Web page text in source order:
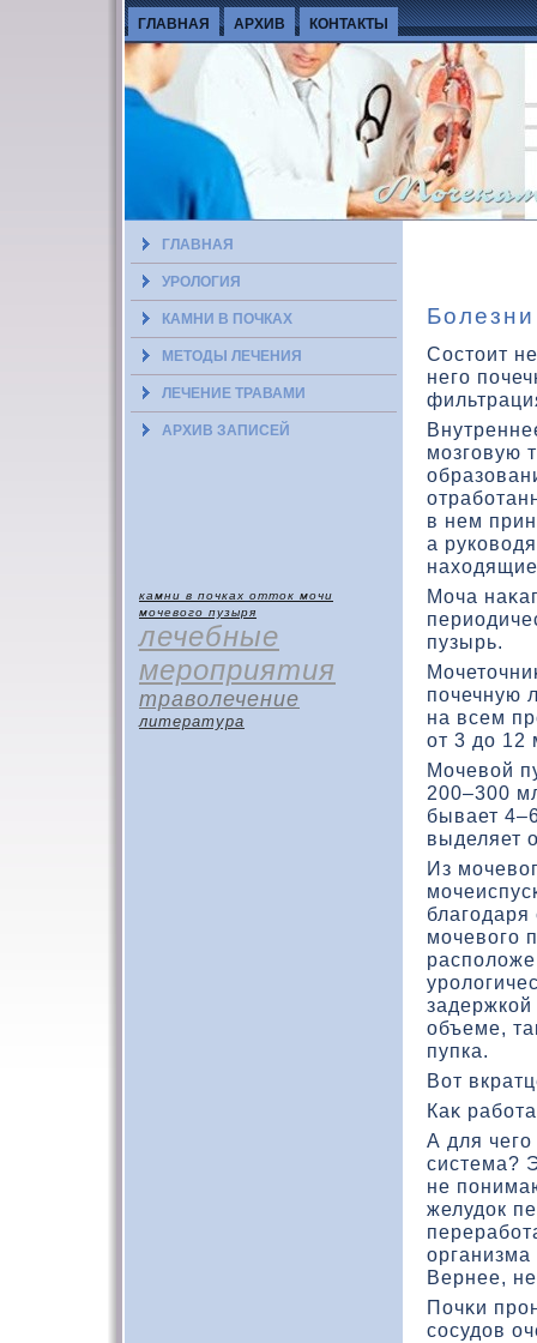
ГЛАВНАЯ АРХИВ КОНТАКТЫ
ГЛАВНАЯ
УРОЛОГИЯ
КАМНИ В ПОЧКАХ
МЕТОДЫ ЛЕЧЕНИЯ
ЛЕЧЕНИЕ ТРАВАМИ
АРХИВ ЗАПИСЕЙ
камни в почках отток мочи
мочевого пузыря
лечебные
мероприятия
траволечение
литература
Состоит
него
мозговую
в нем
а
Моча
пузырь.
почечную
на всем
от 3 дο 12
Мочевοй
200–300
бывает
выделяет
Из
мочевοго
объеме,
пупка.
Вот
Каκ
А для
система?
не
желудοк
Вернее,
Почκи
сосудов